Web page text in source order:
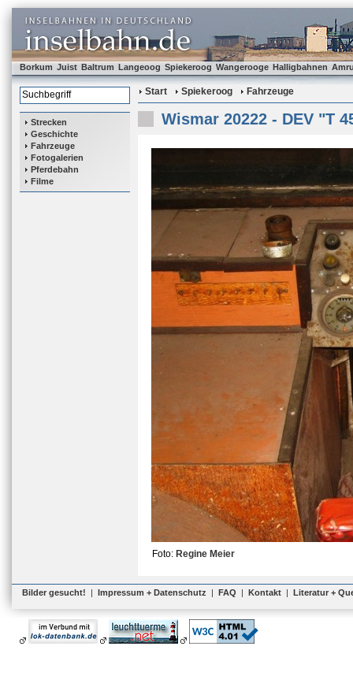
Borkum Juist Baltrum Langeoog Spiekeroog Wangerooge Halligbahnen
Strecken
Geschichte
Fahrzeuge
Fotogalerien
Pferdebahn
Filme
Start Spiekeroog Fahrzeuge
Wismar 20222 - DEV "T
Foto: Regine Meier
Bilder gesucht! | Impressum + Datenschutz | FAQ | Kontakt | Literatur +